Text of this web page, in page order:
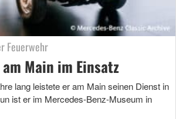
Feuerwehr
Main im Einsatz
lang leistete er am Main seinen Dienst in
ist er im Mercedes-Benz-Museum in